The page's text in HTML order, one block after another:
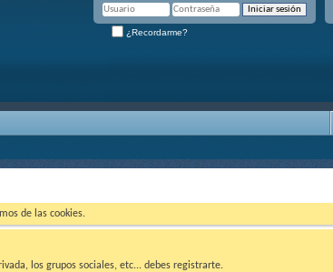
¿Recordarme?
de las cookies.
los grupos sociales, etc... debes registrarte.